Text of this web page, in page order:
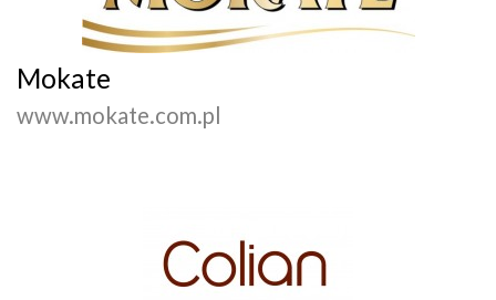
Mokate
www.mokate.com.pl